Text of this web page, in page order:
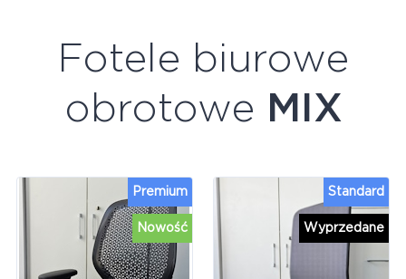
Fotele biurowe
obrotowe MIX
Nowość
Premium
Wyprzedane
Standard